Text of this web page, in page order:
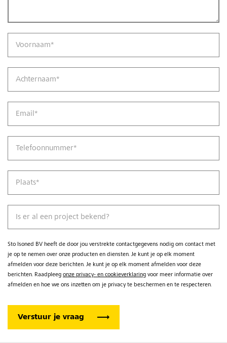
Voornaam*
Achternaam*
Email *
Telefoonnummer*
Plaats*
Is er al een project bekend?
Sto Isoned BV heeft de door jou verstrekte contactgegevens nodig om contact met
je op te nemen over onze producten en diensten. Je kunt je op elk moment
afmelden voor deze berichten. Je kunt je op elk moment afmelden voor deze
berichten. Raadpleeg onze privacy- en cookieverklaring voor meer informatie over
afmelden en hoe we ons inzetten om je privacy te beschermen en te respecteren.